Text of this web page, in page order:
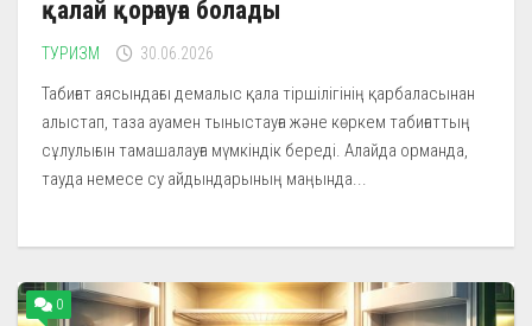
қалай қорғауға болады
ТУРИЗМ 30.06.2026
Табиғат аясындағы демалыс қала тіршілігінің қарбаласынан
алыстап, таза ауамен тыныстауға және көркем табиғаттың
сұлулығын тамашалауға мүмкіндік береді. Алайда орманда,
тауда немесе су айдындарының маңында...
0